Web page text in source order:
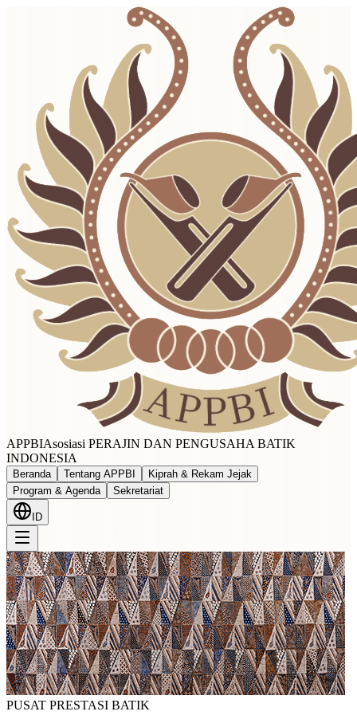
APPBIAsosiasi PERAJIN DAN PENGUSAHA BATIK
INDONESIA
Beranda Tentang APPBI
Kiprah & Rekam Jejak
Program & Agenda
Sekretariat
ID
PUSAT PRESTASI BATIK